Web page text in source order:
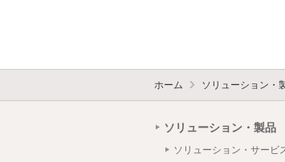
ホーム ソリューション・
ソリューション・製品
ソリューション・サービ